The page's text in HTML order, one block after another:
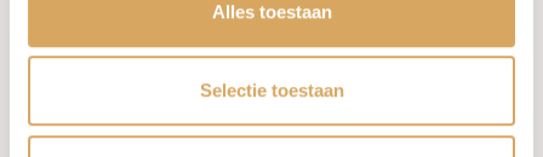
Alles toestaan
Selectie toestaan
Maandag: Gesloten